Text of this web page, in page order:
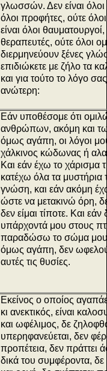
γλωσσών. Δεν είναι
όλοι προφήτες, ούτε
είναι όλοι
θεραπευτές, ούτε όλοι
διερμηνεύουν ξένες
επιδιώκετε με ζήλο τα
και για τούτο το λόγο
ανώτερη:
Εάν υποθέσομε ότι
ανθρώπων, ακόμη και
όμως αγάπη, οι λόγοι
χάλκινος κώδωνας ή
Και εάν έχω το χάρισμα
κατέχω όλα τα μυστήρια
γνώση, και εάν ακόμη
ώστε να μετακινώ όρη,
δεν είμαι τίποτε. Και
υπάρχοντά μου στους
παραδώσω το σώμα μου
όμως αγάπη, δεν
αυτές τις θυσίες.
Εκείνος ο οποίος
κι ανεκτικός, είναι
και ωφέλιμος, δε
υπερηφανεύεται, δεν
προπέτεια, δεν πράττει
δικά του συμφέροντα, δε